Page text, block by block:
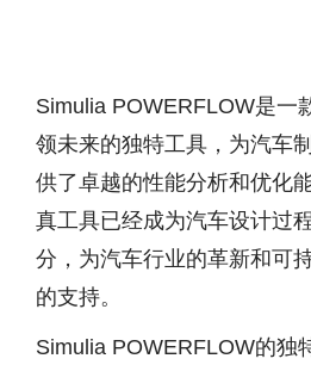
Simulia POWERFLOW是一
领未来的独特工具，为汽车
供了卓越的性能分析和优化
真工具已经成为汽车设计过
分，为汽车行业的革新和可
的支持。
Simulia POWERFLOW的独